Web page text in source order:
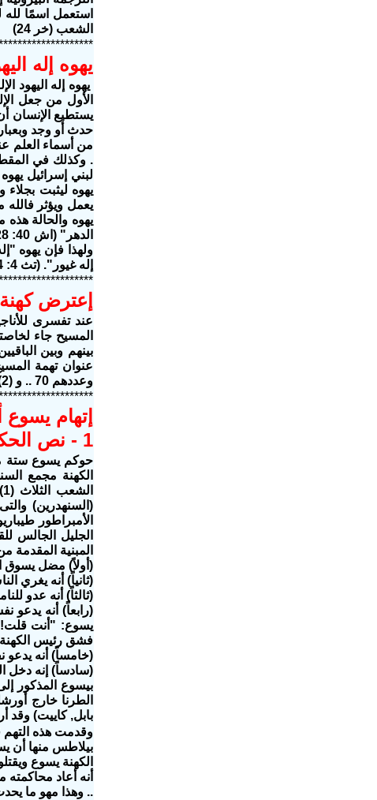
الشعب (خر 24)
يهوه إله
الأول من جعل
يستطيع الإنسان
يهوه والحالة
إله غيور". (تث 4: 24 و5: 9 ويش 24: 19 واش 9: 7 و42: 13 وهلم جرا)
إعترض
عند تفسرى
المسيح جاء
عنوان تهمة
وعددهم 70 .. و (2) من معنى كلمة يهوه بحروف اللغة العبرية
إتهام
1 - نص الحكم على يسوع
حوكم يسوع ستة
الكهنة مجمع
(السنهدرين)
الجليل الجالس
المبنية
(أولاً) مضل يسوق
(ثانياً) أنه يغري
(ثالثاً) أنه عدو
يسوع: "أنت قلت!
فشق رئيس الكهنة
(خامساً) أنه يدعو
(سادساً) إنه دخل
بيسوع المذكور
الطرنا خارج
بابل, كاييت)
وقدمت هذه التهم
بيلاطس منها أن
الكهنة يسوع
أنه أعاد محاكمته
.. وهذا مهو ما